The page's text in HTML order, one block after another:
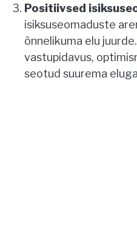
Positiivsed
isiksuseomaduste
õnnelikuma elu
vastupidavus,
seotud suurema